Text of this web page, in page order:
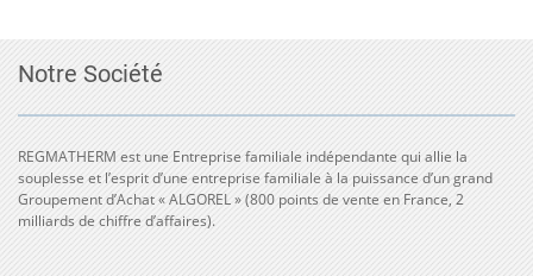
Notre Société
REGMATHERM est une Entreprise familiale indépendante qui allie la
souplesse et l’esprit d’une entreprise familiale à la puissance d’un grand
Groupement d’Achat « ALGOREL » (800 points de vente en France, 2
milliards de chiffre d’affaires).